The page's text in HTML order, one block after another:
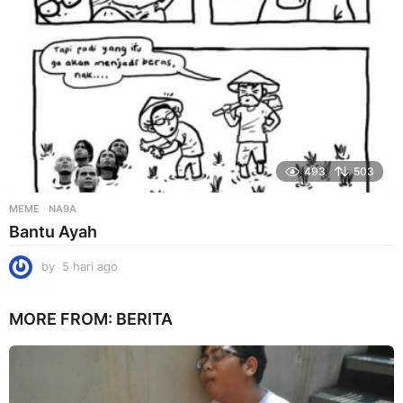
493 503
MEME NA9A
Bantu Ayah
by 5 hari ago
r
MORE FROM: BERITA